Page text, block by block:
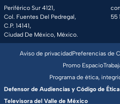
Periférico Sur 4121,
Col. Fuentes Del Pedregal,
C.P. 14141,
Ciudad De México, México.
55
Aviso de privacidadPreferencias de
Promo Espacio
Programa de ética,
Defensor de Audiencias y Código de
Televisora del Valle de México